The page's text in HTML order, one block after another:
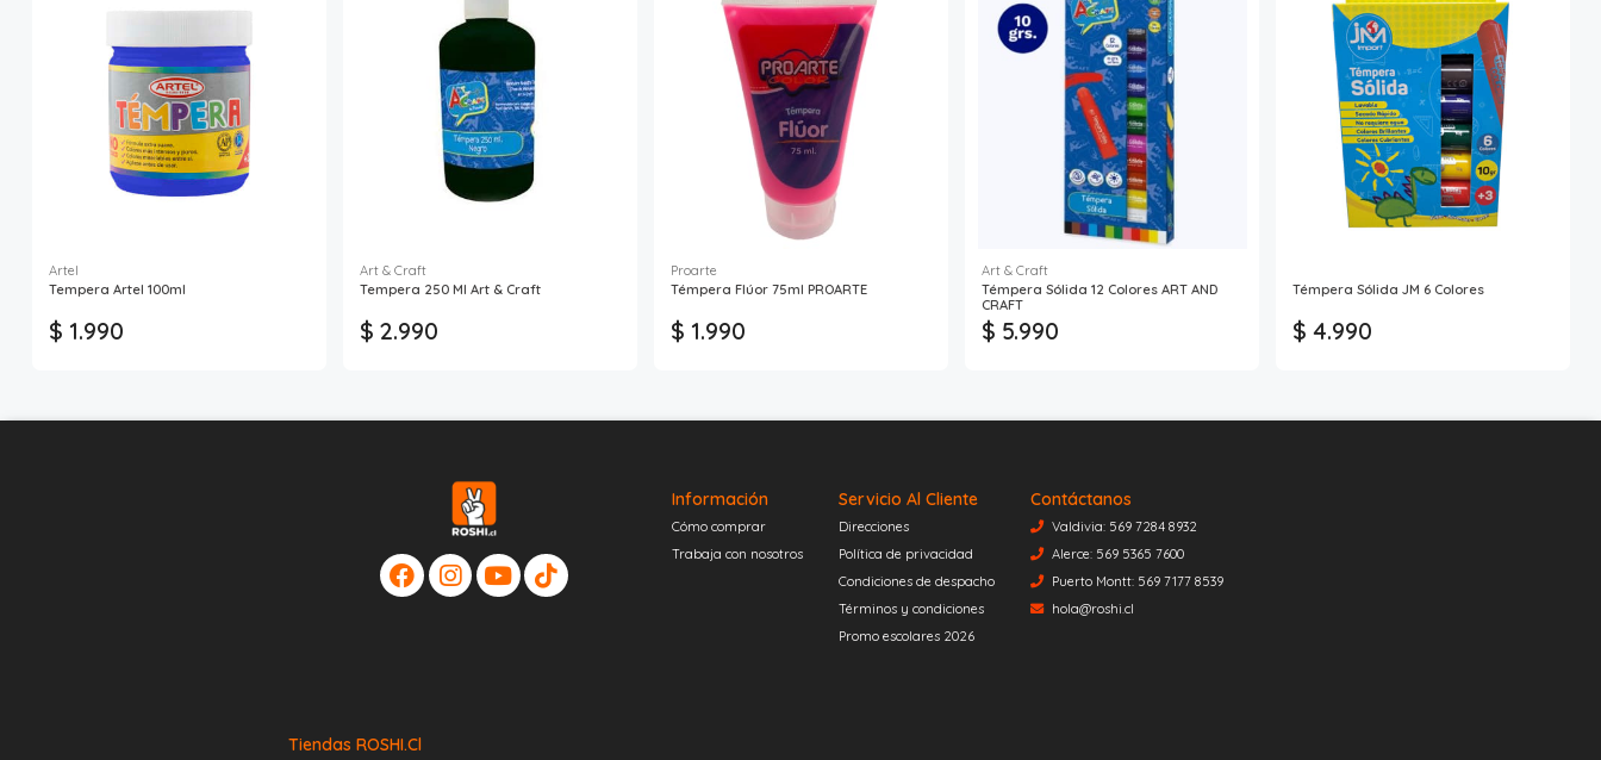
Artel
Tempera Artel 100ml
$ 1.990
Art & Craft
Tempera 250 Ml Art & Craft
$ 2.990
Proarte
Témpera Flúor 75ml PROARTE
$ 1.990
Art & Craft
Témpera Sólida 12 Colores ART AND
CRAFT
$ 5.990
Témpera Sólida JM 6 Colores
$ 4.990
Información
Cómo comprar
Trabaja con nosotros
Servicio Al Cliente
Direcciones
Política de privacidad
Condiciones de despacho
Términos y condiciones
Promo escolares 2026
Contáctanos
Valdivia: 569 7284 8932
Alerce: 569 5365 7600
Puerto Montt: 569 7177 8539
hola@roshi.cl
Tiendas ROSHI.cl